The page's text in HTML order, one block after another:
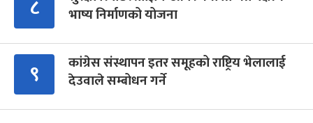
८
भाष्य निर्माणको योजना
९
कांग्रेस संस्थापन इतर समूहको राष्ट्रिय भेलालाई
देउवाले सम्बोधन गर्ने